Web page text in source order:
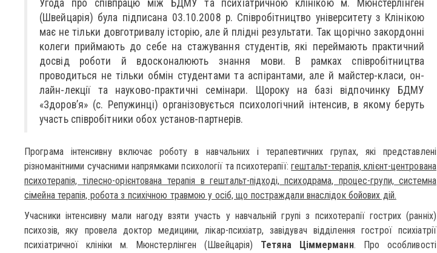
Угода про співпрацю між БДМУ та психіатричною клінікою м. Мюнстерлінген
(Швейцарія) була підписана 03.10.2008 р. Співробітництво університету з Клінікою
має не тільки довготривалу історію, але й плідні результати. Так щорічно закордонні
колеги приймають до себе на стажування студентів, які переймають практичний
досвід роботи й вдосконалюють знання мови. В рамках співробітництва
проводиться не тільки обмін студентами та аспірантами, але й майстер-класи, он-
лайн-лекції та науково-практичні семінари. Щороку на базі відпочинку БДМУ
«Здоров’я» (с. Репужинці) організовується психологічний інтенсив, в якому беруть
участь співробітники обох установ-партнерів.
Програма інтенсивну включає роботу в навчальних і терапевтичних групах, які представлені
різноманітними сучасними напрямками психології та психотерапії:гештальт-терапія, клієнт-центрована
психотерапія, тілесно-орієнтована терапія в гештальт-підході, психодрама, процес-групи, системна
сімейна терапія, робота з психічною травмою у осіб, що постраждали внаслідок бойових дій.
Учасники інтенсивну мали нагоду взяти участь у навчальній групі з психотерапії гострих (ранніх)
психозів, яку провела доктор медицини, лікар-психіатр, завідувач відділення гострої психіатрії
психіатричної клініки м. Мюнстерлінген (Швейцарія) Тетяна Ціммерманн. Про особливості